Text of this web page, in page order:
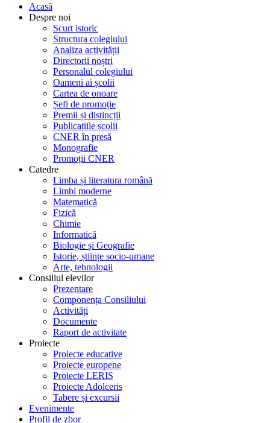
Acasă
Despre noi
Scurt istoric
Structura colegiului
Analiza activității
Directorii noștri
Personalul colegiului
Oameni ai școlii
Cartea de onoare
Șefi de promoție
Premii și distincții
Publicațiile școlii
CNER în presă
Monografie
Promoții CNER
Catedre
Limba și literatura română
Limbi moderne
Matematică
Fizică
Chimie
Informatică
Biologie și Geografie
Istorie, științe socio-umane
Arte, tehnologii
Consiliul elevilor
Prezentare
Componența Consiliului
Activități
Documente
Raport de activitate
Proiecte
Proiecte educative
Proiecte europene
Proiecte LERIS
Proiecte Adolceris
Tabere și excursii
Evenimente
Profil de zbor